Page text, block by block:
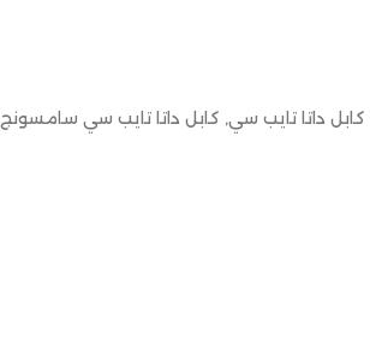
كابل داتا تايب سي, كابل داتا تايب سي سامسونج